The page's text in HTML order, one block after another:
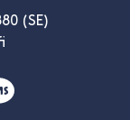
(SE)